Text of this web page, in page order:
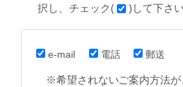
択し、チェック(
)して下さい
e-mail 電話 郵送
※希望されないご案内方法が